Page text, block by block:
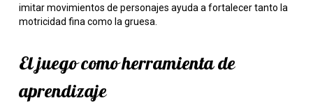
imitar movimientos de personajes ayuda a fortalecer tanto la
motricidad fina como la gruesa.
El juego como herramienta de
aprendizaje